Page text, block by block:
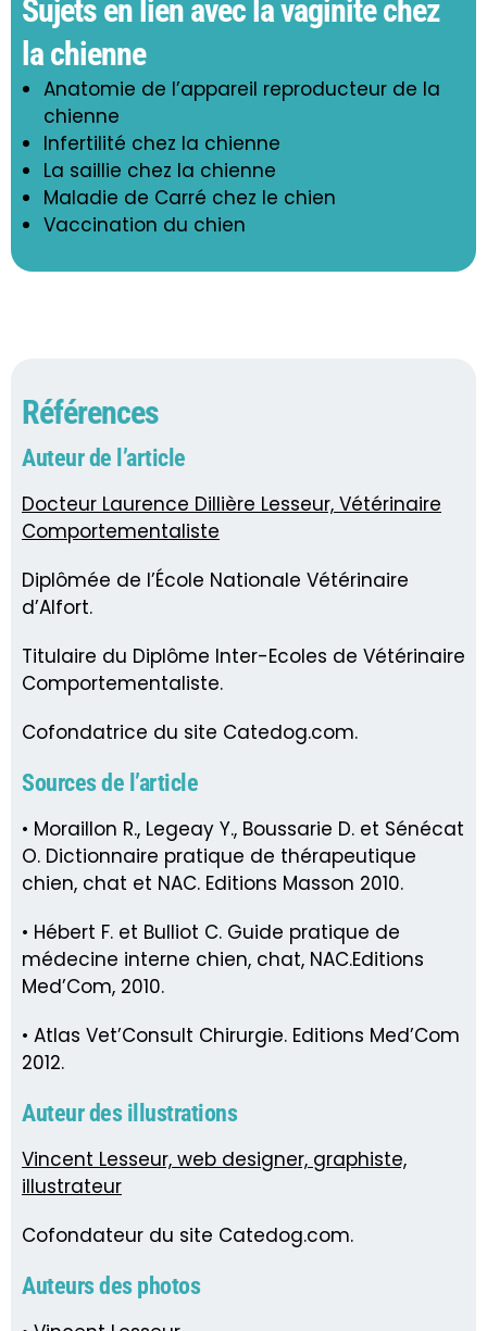
Sujets en lien avec la vaginite chez
la chienne
Anatomie de l’appareil reproducteur de la
chienne
Infertilité chez la chienne
La saillie chez la chienne
Maladie de Carré chez le chien
Vaccination du chien
Références
Auteur de l’article
Docteur Laurence Dillière Lesseur, Vétérinaire
Comportementaliste
Diplômée de l’École Nationale Vétérinaire
d’Alfort.
Titulaire du Diplôme Inter-Ecoles de Vétérinaire
Comportementaliste.
Cofondatrice du site Catedog.com.
Sources de l’article
• Moraillon R., Legeay Y., Boussarie D. et Sénécat
O. Dictionnaire pratique de thérapeutique
chien, chat et NAC. Editions Masson 2010.
• Hébert F. et Bulliot C. Guide pratique de
médecine interne chien, chat, NAC.Editions
Med’Com, 2010.
• Atlas Vet’Consult Chirurgie. Editions Med’Com
2012.
Auteur des illustrations
Vincent Lesseur, web designer, graphiste,
illustrateur
Cofondateur du site Catedog.com.
Auteurs des photos